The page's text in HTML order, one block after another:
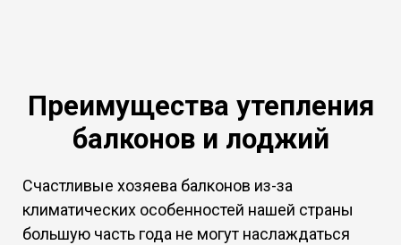
Преимущества утепления
балконов и лоджий
Счастливые хозяева балконов из-за
климатических особенностей нашей страны
большую часть года не могут наслаждаться